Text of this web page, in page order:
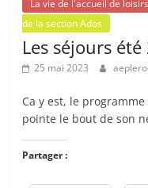
La vie de l'accueil de loisirs
de la section Ados
Les séjours
25 mai 2023
Ca y est, le programme
pointe le bout de son
Partager :